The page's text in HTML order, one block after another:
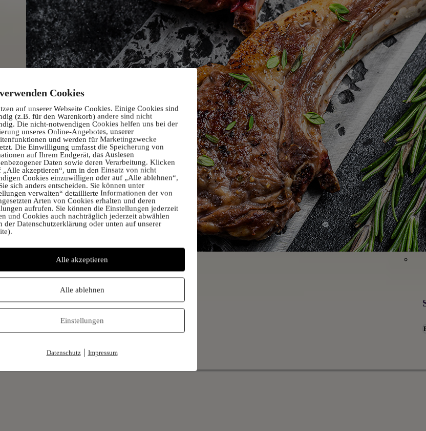
Lamm- und Kitzfleisch
Cookies
auf unserer Webseite Cookies. Einige Cookies sind
(z.B. für den Warenkorb) andere sind nicht
Die nicht-notwendigen Cookies helfen uns bei der
unseres Online-Angebotes, unserer
und werden für Marketingzwecke
Die Einwilligung umfasst die Speicherung von
auf Ihrem Endgerät, das Auslesen
Daten sowie deren Verarbeitung. Klicken
„Alle akzeptieren“, um in den Einsatz von nicht
Cookies einzuwilligen oder auf „Alle ablehnen“,
sich anders entscheiden. Sie können unter
verwalten“ detaillierte Informationen der von
Arten von Cookies erhalten und deren
aufrufen. Sie können die Einstellungen jederzeit
und Cookies auch nachträglich jederzeit abwählen
der Datenschutzerklärung oder unten auf unserer
Alle akzeptieren
Alle ablehnen
Einstellungen
Datenschutz| Impressum